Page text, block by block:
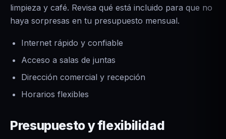
limpieza y café. Revisa qué está incluido para que no
haya sorpresas en tu presupuesto mensual.
Internet rápido y confiable
Acceso a salas de juntas
Dirección comercial y recepción
Horarios flexibles
Presupuesto y flexibilidad